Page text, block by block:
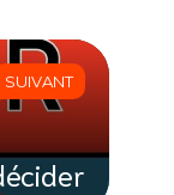
SUIVANT